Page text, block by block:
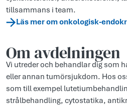
tillsammans i team.
Läs mer om onkologisk-
Om avdelningen
Vi utreder och behandlar dig som
eller annan tumörsjukdom. Hos
som till exempel
strålbehandling, cytostatika,